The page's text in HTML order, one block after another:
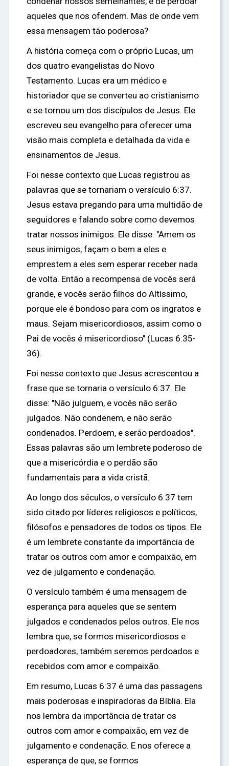
aqueles que nos ofendem. Mas de onde vem
essa mensagem tão poderosa?
A história começa com o próprio Lucas, um
dos quatro evangelistas do Novo
Testamento. Lucas era um médico e
historiador que se converteu ao cristianismo
e se tornou um dos discípulos de Jesus. Ele
escreveu seu evangelho para oferecer uma
visão mais completa e detalhada da vida e
ensinamentos de Jesus.
Foi nesse contexto que Lucas registrou as
palavras que se tornariam o versículo 6:37.
Jesus estava pregando para uma multidão de
seguidores e falando sobre como devemos
tratar nossos inimigos. Ele disse: "Amem os
seus inimigos, façam o bem a eles e
emprestem a eles sem esperar receber nada
de volta. Então a recompensa de vocês será
grande, e vocês serão filhos do Altíssimo,
porque ele é bondoso para com os ingratos e
maus. Sejam misericordiosos, assim como o
Pai de vocês é misericordioso" (Lucas 6:35-
36).
Foi nesse contexto que Jesus acrescentou a
frase que se tornaria o versículo 6:37. Ele
disse: "Não julguem, e vocês não serão
julgados. Não condenem, e não serão
condenados. Perdoem, e serão perdoados".
Essas palavras são um lembrete poderoso de
que a misericórdia e o perdão são
fundamentais para a vida cristã.
Ao longo dos séculos, o versículo 6:37 tem
sido citado por líderes religiosos e políticos,
filósofos e pensadores de todos os tipos. Ele
é um lembrete constante da importância de
tratar os outros com amor e compaixão, em
vez de julgamento e condenação.
O versículo também é uma mensagem de
esperança para aqueles que se sentem
julgados e condenados pelos outros. Ele nos
lembra que, se formos misericordiosos e
perdoadores, também seremos perdoados e
recebidos com amor e compaixão.
Em resumo, Lucas 6:37 é uma das passagens
mais poderosas e inspiradoras da Bíblia. Ela
nos lembra da importância de tratar os
outros com amor e compaixão, em vez de
julgamento e condenação. E nos oferece a
esperança de que, se formos